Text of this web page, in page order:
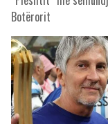
Botërorit